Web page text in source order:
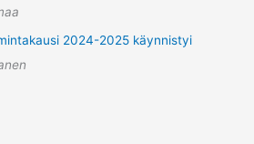
2024-2025 käynnistyi